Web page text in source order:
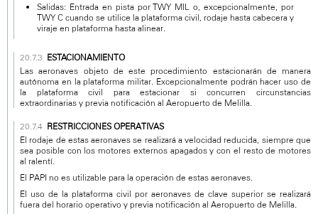
Salidas: Entrada en pista por TWY MIL o, excepcionalmente, por
TWY C cuando se utilice la plataforma civil, rodaje hasta cabecera y
viraje en plataforma hasta alinear.
ESTACIONAMIENTO
Las aeronaves objeto de este procedimiento estacionarán de manera
autónoma en la plataforma militar. Excepcionalmente podrán hacer uso de
la plataforma civil para estacionar si concurren circunstancias
extraordinarias y previa notificación al Aeropuerto de Melilla.
RESTRICCIONES OPERATIVAS
El rodaje de estas aeronaves se realizará a velocidad reducida, siempre que
sea posible con los motores externos apagados y con el resto de motores
al ralentí.
El PAPI no es utilizable para la operación de estas aeronaves.
El uso de la plataforma civil por aeronaves de clave superior se realizará
fuera del horario operativo y previa notificación al Aeropuerto de Melilla.